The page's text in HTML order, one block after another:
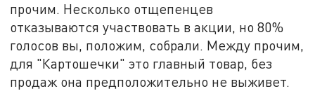
прочим. Несколько отщепенцев
отказываются участвовать в акции, но 80%
голосов вы, положим, собрали. Между прочим,
для "Картошечки" это главный товар, без
продаж она предположительно не выживет.